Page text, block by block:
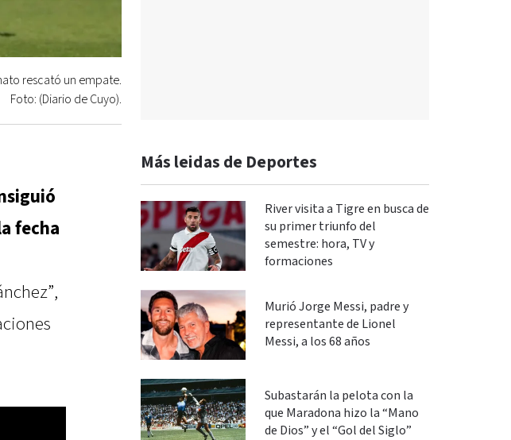
rescató un empate.
Foto: (Diario de Cuyo).
fecha
Más leidas de Deportes
River visita a Tigre en busca de
su primer triunfo del
semestre: hora, TV y
formaciones
Murió Jorge Messi, padre y
representante de Lionel
Messi, a los 68 años
Subastarán la pelota con la
que Maradona hizo la “Mano
de Dios” y el “Gol del Siglo”